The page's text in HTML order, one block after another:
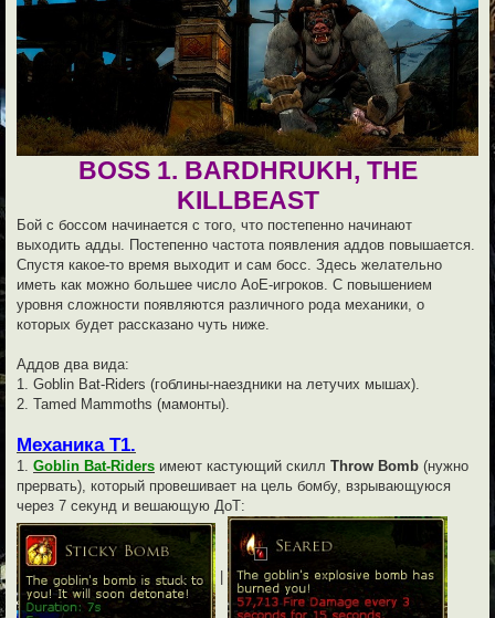
BOSS 1. BARDHRUKH, THE
KILLBEAST
Бой с боссом начинается с того, что постепенно начинают
выходить адды. Постепенно частота появления аддов повышается.
Спустя какое-то время выходит и сам босс. Здесь желательно
иметь как можно большее число АоЕ-игроков. С повышением
уровня сложности появляются различного рода механики, о
которых будет рассказано чуть ниже.
Аддов два вида:
1. Goblin Bat-Riders (гоблины-наездники на летучих мышах).
2. Tamed Mammoths (мамонты).
Механика Т1.
1. Goblin Bat-Riders имеют кастующий скилл Throw Bomb (нужно
прервать), который провешивает на цель бомбу, взрывающуюся
через 7 секунд и вешающую ДоТ: